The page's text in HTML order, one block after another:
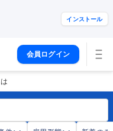
インストール
会員ログイン